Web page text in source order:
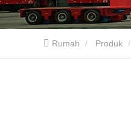
Rumah Produk